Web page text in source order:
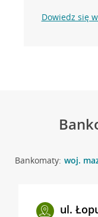
Dowiedz się
Bankomaty: woj.
ul.